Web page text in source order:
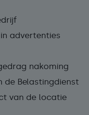
advertenties
nakoming
de Belastingdienst
van de locatie